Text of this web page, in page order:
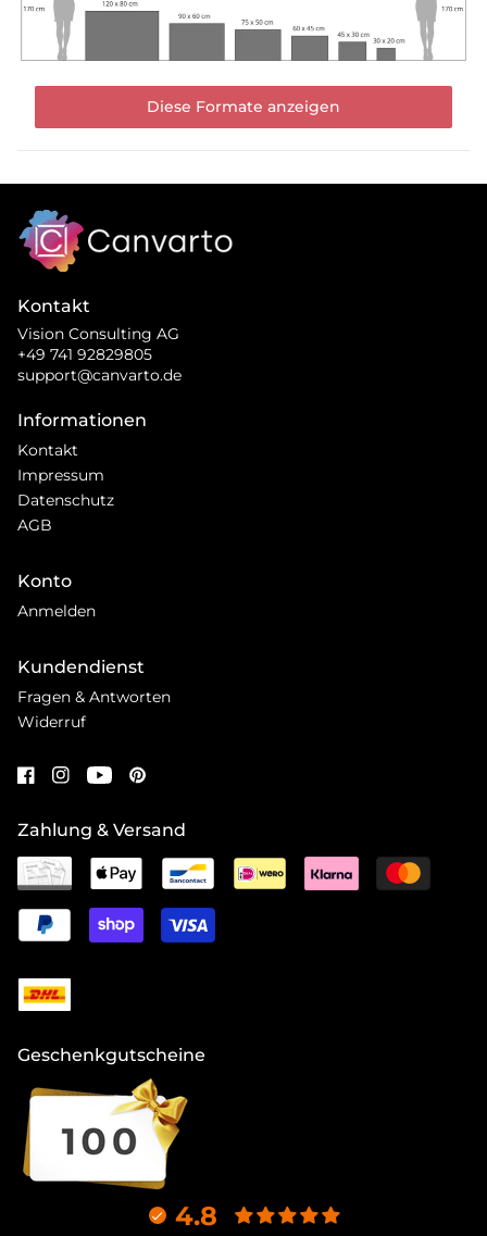
Diese Formate anzeigen
Kontakt
Vision Consulting AG
+49 741 92829805
support@canvarto.de
Informationen
Kontakt
Impressum
Datenschutz
AGB
Konto
Anmelden
Kundendienst
Fragen & Antworten
Widerruf
Zahlung & Versand
Geschenkgutscheine
4.8